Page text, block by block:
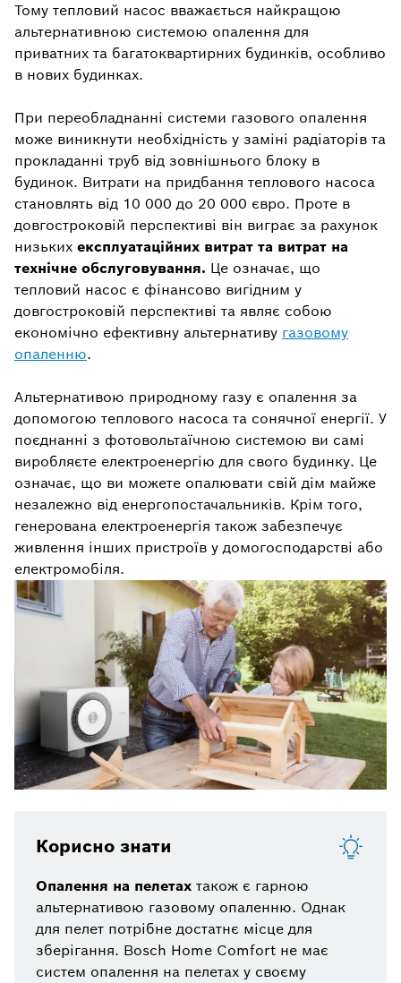
Тому тепловий насос вважається найкращою
альтернативною системою опалення для
приватних та багатоквартирних будинків, особливо
в нових будинках.
При переобладнанні системи газового опалення
може виникнути необхідність у заміні радіаторів та
прокладанні труб від зовнішнього блоку в
будинок. Витрати на придбання теплового насоса
становлять від 10 000 до 20 000 євро. Проте в
довгостроковій перспективі він виграє за рахунок
низьких експлуатаційних витрат та витрат на
технічне обслуговування. Це означає, що
тепловий насос є фінансово вигідним у
довгостроковій перспективі та являє собою
економічно ефективну альтернативу газовому
опаленню.
Альтернативою природному газу є опалення за
допомогою теплового насоса та сонячної енергії. У
поєднанні з фотовольтаїчною системою ви самі
виробляєте електроенергію для свого будинку. Це
означає, що ви можете опалювати свій дім майже
незалежно від енергопостачальників. Крім того,
генерована електроенергія також забезпечує
живлення інших пристроїв у домогосподарстві або
електромобіля.
Корисно знати
Опалення на пелетах також є гарною
альтернативою газовому опаленню. Однак
для пелет потрібне достатнє місце для
зберігання. Bosch Home Comfort не має
систем опалення на пелетах у своєму